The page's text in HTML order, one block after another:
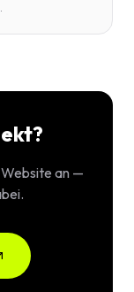
Website an —